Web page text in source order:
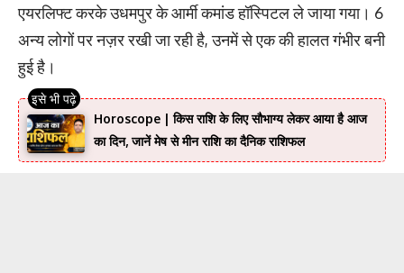
एयरलिफ्ट करके उधमपुर के आर्मी कमांड हॉस्पिटल ले जाया गया। 6
अन्य लोगों पर नज़र रखी जा रही है, उनमें से एक की हालत गंभीर बनी
हुई है।
Horoscope | किस राशि के लिए सौभाग्य लेकर आया है आज
का दिन, जानें मेष से मीन राशि का दैनिक राशिफल